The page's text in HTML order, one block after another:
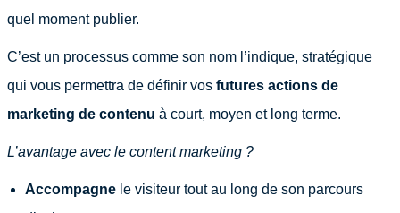
quel moment publier.
C’est un processus comme son nom l’indique, stratégique
qui vous permettra de définir vos futures actions de
marketing de contenu à court, moyen et long terme.
L’avantage avec le content marketing ?
Accompagne le visiteur tout au long de son parcours